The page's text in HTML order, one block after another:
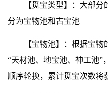
【觅宝类型】：大部
分为宝物池和古宝池
【宝物池】：根据宝物
“天材池、地宝池、神工池”
顺序轮换，累计觅宝次数将